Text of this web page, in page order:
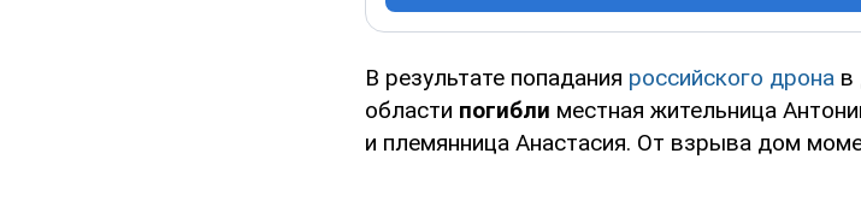
В результате попадания российского дрона в
области погибли местная жительница
и племянница Анастасия. От взрыва дом